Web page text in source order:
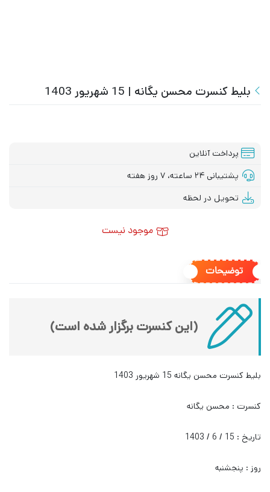
بلیط کنسرت محسن یگانه | 15 شهریور 1403
پرداخت آنلاین
پشتیبانی ۲۴ ساعته، ۷ روز هفته
تحویل در لحظه
موجود نیست
توضیحات
(این کنسرت برگزار شده است)
بلیط کنسرت محسن یگانه 15 شهریور 1403
کنسرت : محسن یگانه
تاریخ : 15 / 6 / 1403
روز : پنجشنبه